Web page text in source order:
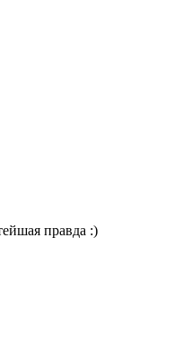
правда :)